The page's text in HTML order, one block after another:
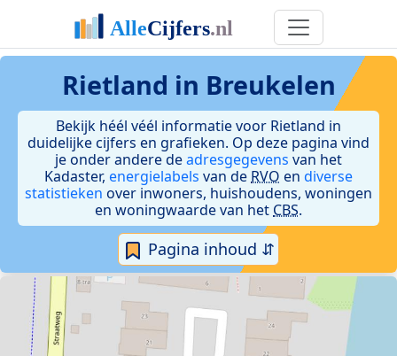
Rietland in Breukelen
Bekijk héél véél informatie voor Rietland in
duidelijke cijfers en grafieken. Op deze pagina vind
je onder andere deadresgegevens van het
Kadaster, energielabels van de RVO en diverse
statistieken over inwoners, huishoudens, woningen
en woningwaarde van het CBS.
Pagina inhoud ⇵